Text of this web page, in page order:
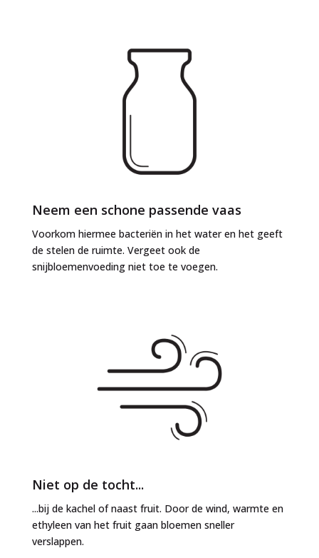
Neem een schone passende vaas
Voorkom hiermee bacteriën in het water en het geeft
de stelen de ruimte. Vergeet ook de
snijbloemenvoeding niet toe te voegen.
Niet op de tocht...
...bij de kachel of naast fruit. Door de wind, warmte en
ethyleen van het fruit gaan bloemen sneller
verslappen.